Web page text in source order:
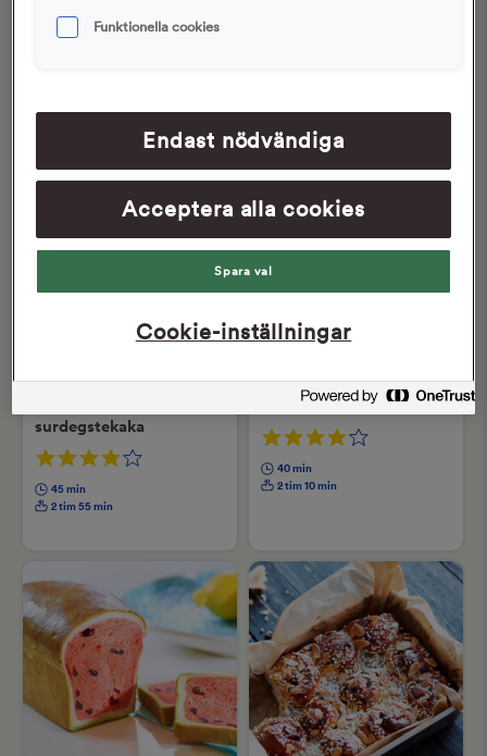
Saffransbriocher
1 tim 50 min
surdegstekaka
45 min
2 tim 55 min
Fröknäcke med surdeg
40 min
2 tim 10 min
Funktionella cookies
Endast nödvändiga
Acceptera alla cookies
Spara val
Cookie-inställningar